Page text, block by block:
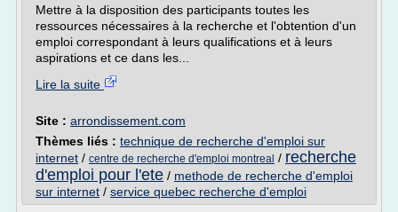
Mettre à la disposition des participants toutes les
ressources nécessaires à la recherche et l'obtention d'un
emploi correspondant à leurs qualifications et à leurs
aspirations et ce dans les...
Lire la suite
Site : arrondissement.com
Thèmes liés : technique de recherche d'emploi sur
internet / centre de recherche d'emploi montreal / recherche
d'emploi pour l'ete / methode de recherche d'emploi
sur internet / service quebec recherche d'emploi